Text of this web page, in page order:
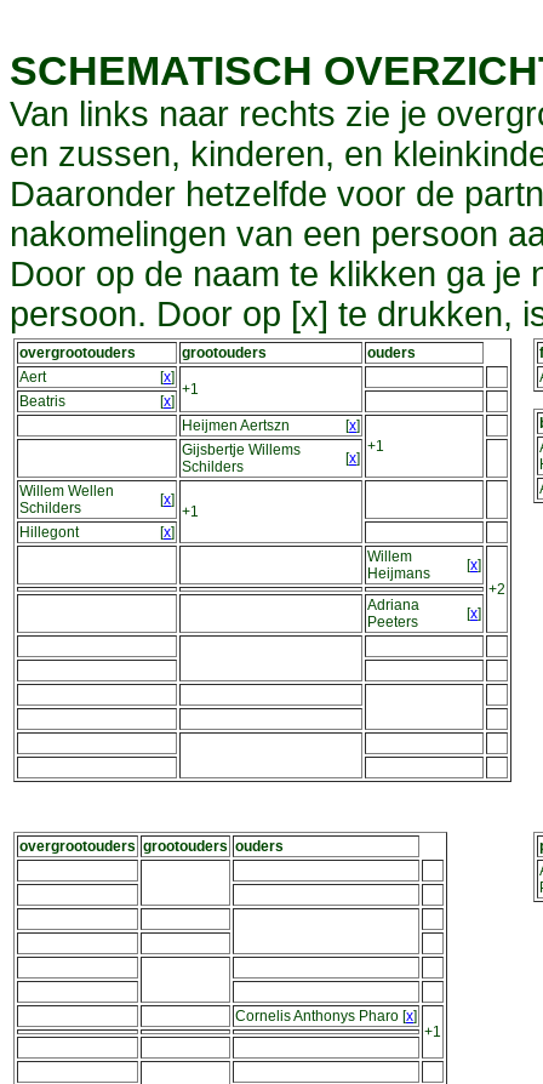
SCHEMATISCH
Van links naar rechts zie je
en zussen, kinderen, en
Daaronder hetzelfde voor de
nakomelingen van een persoon
Door op de naam te klikken ga je
persoon. Door op [x] te drukken,
overgrootouders grootouders
ouders
Aert
[x]
+1
Beatris [x]
Heijmen Aertszn
[x]
+1
Gijsbertje Willems
Schilders
[x]
Willem Wellen
Schilders
[x]
+1
Hillegont
[x]
Willem
Heijmans
[x]
+2
Adriana
Peeters
[x]
overgrootouders grootouders ouders
Cornelis Anthonys Pharo [x]
+1